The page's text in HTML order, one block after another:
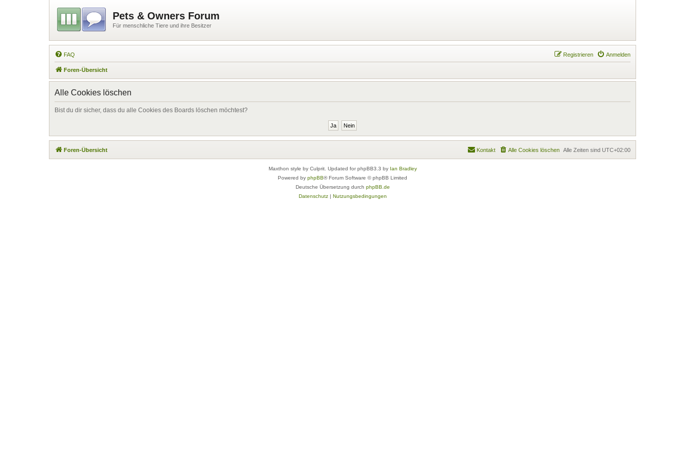
Pets & Owners Forum
Für menschliche Tiere und ihre Besitzer
FAQ Anmelden
Registrieren
Foren-Übersicht
Alle Cookies löschen
Bist du dir sicher, dass du alle Cookies des Boards löschen möchtest?
Foren-Übersicht Alle Zeiten sind UTC+02:00
Alle Cookies löschen
Kontakt
Maxthon style by Culprit. Updated for phpBB3.3 by Ian Bradley
Powered by phpBB® Forum Software © phpBB Limited
Deutsche Übersetzung durch phpBB.de
Datenschutz| Nutzungsbedingungen